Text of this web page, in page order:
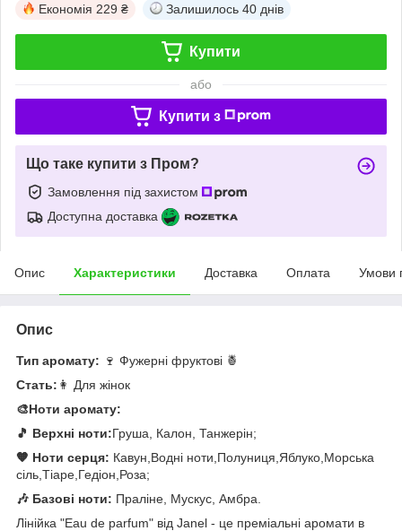
Економія 229 ₴ Залишилось 40 днів
Купити
або
Купити з
Що таке купити з Пром?
Замовлення під захистом
Доступна доставка
Опис Характеристики Доставка Оплата Умови
Опис
Тип аромату: 🍷 Фужерні фруктові 🍍
Стать: 👩 Для жінок
🎨Ноти аромату:
🎵 Верхні ноти:Груша, Калон, Танжерін;
🧡 Ноти серця: Кавун,Водні ноти,Полуниця,Яблуко,Морська
сіль,Тіаре,Гедіон,Роза;
🎶 Базові ноти: Праліне, Мускус, Амбра.
Лінійка "Eau de parfum" від Janel - це преміальні аромати в